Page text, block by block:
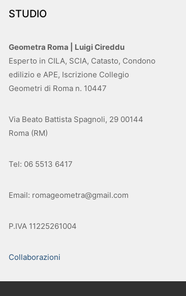
STUDIO
Geometra Roma | Luigi Cireddu
Esperto in CILA, SCIA, Catasto, Condono
edilizio e APE, Iscrizione Collegio
Geometri di Roma n. 10447
Via Beato Battista Spagnoli, 29 00144
Roma (RM)
Tel: 06 5513 6417
Email: romageometra@gmail.com
P.IVA 11225261004
Collaborazioni